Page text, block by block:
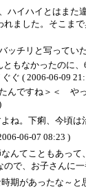
イハイとはま
ました。そこま
チリと写ってい
なかったのに
ぐ ( 2006-06-09
すね＞＜ や
ね。下痢、今頃
06-07 08:23 )
てこともあっ
で、お子さんに
期があったな～